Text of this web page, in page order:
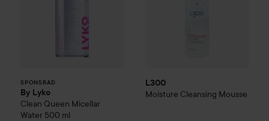
SPONSRAD
By Lyko
Clean Queen Micellar
Water 500 ml
L300
Moisture Cleansing Mousse